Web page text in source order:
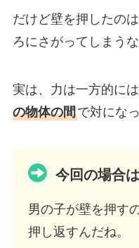
だけど壁を押したの
ろにさがってしまう
実は、力は一方的に
の物体の間で対にな
今回の場合は
男の子が壁を押す
押し返すんだね。